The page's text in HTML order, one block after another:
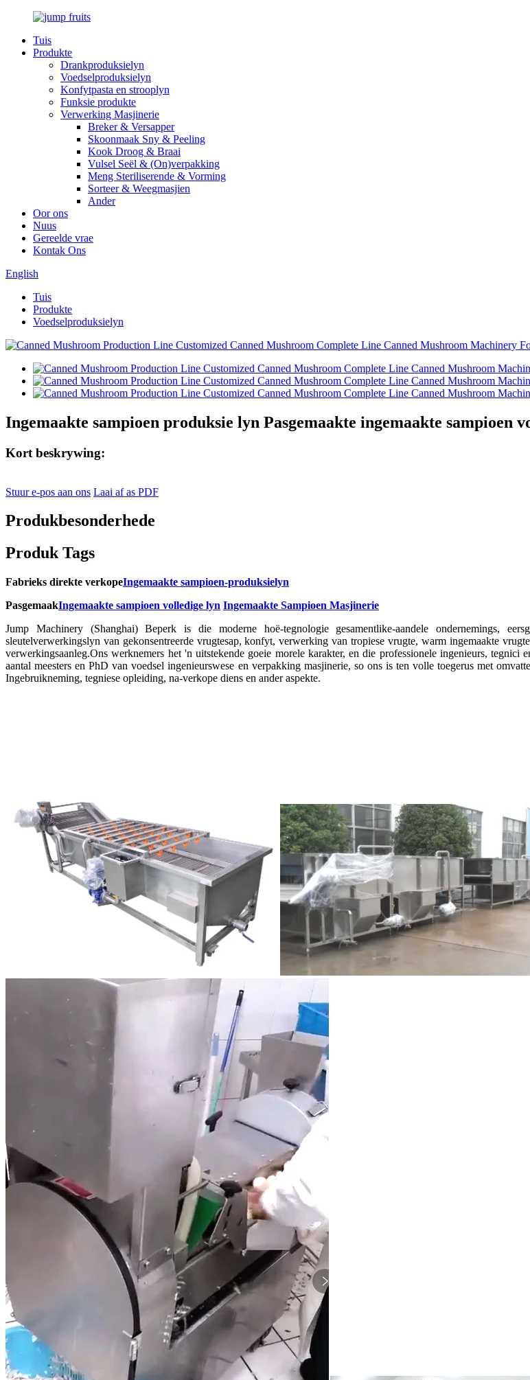
Tuis
Produkte
Drankproduksielyn
Voedselproduksielyn
Konfytpasta en strooplyn
Funksie produkte
Verwerking Masjinerie
Breker & Versapper
Skoonmaak Sny & Peeling
Kook Droog & Braai
Vulsel Seël & (On)verpakking
Meng Steriliserende & Vorming
Sorteer & Weegmasjien
Ander
Oor ons
Nuus
Gereelde vrae
Kontak Ons
English
Tuis
Produkte
Voedselproduksielyn
Ingemaakte sampioen produksie lyn Pasgemaakte ingemaakte sampioen
Kort beskrywing:
Stuur e-pos aan ons Laai af as PDF
Produkbesonderhede
Produk Tags
Fabrieks direkte verkopeIngemaakte sampioen-produksielyn
PasgemaakIngemaakte sampioen volledige lyn Ingemaakte Sampioen Masjinerie
Jump Machinery (Shanghai) Beperk is die moderne hoë-tegnologie gesamentlike-aandele ondernemings,
sleutelverwerkingslyn van gekonsentreerde vrugtesap, konfyt, verwerking van tropiese vrugte, warm ingemaakte
verwerkingsaanleg.Ons werknemers het 'n uitstekende goeie morele karakter, en die professionele ingenieurs,
aantal meesters en PhD van voedsel ingenieurswese en verpakking masjinerie, so ons is ten volle toegerus met
Ingebruikneming, tegniese opleiding, na-verkope diens en ander aspekte.